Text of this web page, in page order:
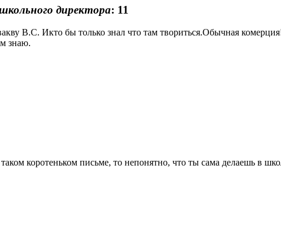
директора: 11
В.С. Икто бы только знал что там твориться.Обычная
знаю.
коротеньком письме, то непонятно, что ты сама делаешь в